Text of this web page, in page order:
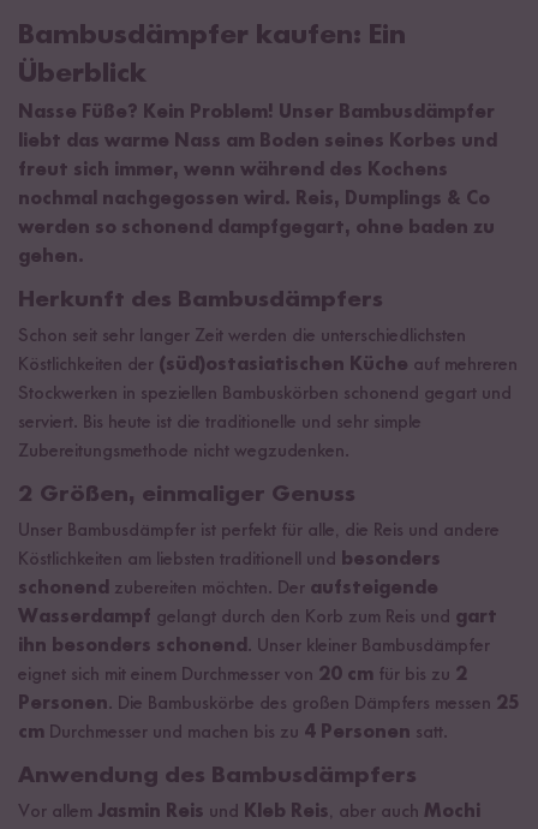
Bambusdämpfer kaufen: Ein
Überblick
Nasse Füße? Kein Problem! Unser Bambusdämpfer
liebt das warme Nass am Boden seines Korbes und
freut sich immer, wenn während des Kochens
nochmal nachgegossen wird. Reis, Dumplings & Co
werden so schonend dampfgegart, ohne baden zu
gehen.
Herkunft des Bambusdämpfers
Schon seit sehr langer Zeit werden die unterschiedlichsten
Köstlichkeiten der (süd)ostasiatischen Küche auf mehreren
Stockwerken in speziellen Bambuskörben schonend gegart und
serviert. Bis heute ist die traditionelle und sehr simple
Zubereitungsmethode nicht wegzudenken.
2 Größen, einmaliger Genuss
Unser Bambusdämpfer ist perfekt für alle, die Reis und andere
Köstlichkeiten am liebsten traditionell und
besonders
schonend zubereiten möchten. Der aufsteigende
Wasserdampf gelangt durch den Korb zum Reis und gart
ihn besonders schonend . Unser kleiner Bambusdämpfer
eignet sich mit einem Durchmesser von 20 cm für bis zu 2
Personen. Die Bambuskörbe des großen Dämpfers messen 25
cm Durchmesser und machen bis zu 4 Personen satt.
Anwendung des Bambusdämpfers
Vor allem Jasmin Reis und Kleb Reis, aber auch Mochi